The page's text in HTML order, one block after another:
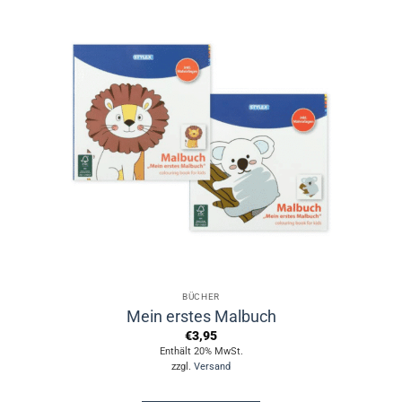
BÜCHER
Mein erstes Malbuch
€3,95
Enthält 20% MwSt.
zzgl. Versand